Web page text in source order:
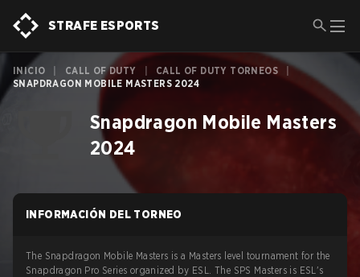
STRAFE ESPORTS
INICIO CALL OF DUTY CALL OF DUTY TORNEOS
SNAPDRAGON MOBILE MASTERS 2024
Snapdragon Mobile Masters
2024
INFORMACIÓN DEL TORNEO
The Snapdragon Mobile Masters is a Masters level tournament for the
Snapdragon Pro Series organized by ESL. The SPS Masters is ESL's